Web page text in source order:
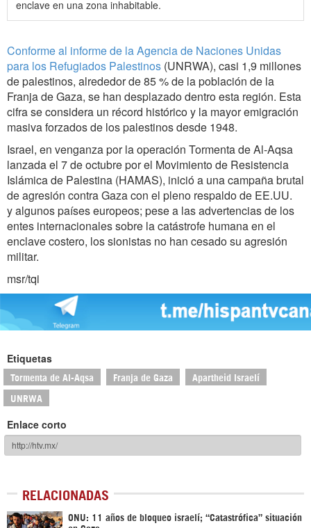
enclave en una zona inhabitable.
Conforme al informe de la Agencia de Naciones Unidas
para los Refugiados Palestinos (UNRWA), casi 1,9 millones
de palestinos, alrededor de 85 % de la población de la
Franja de Gaza, se han desplazado dentro esta región. Esta
cifra se considera un récord histórico y la mayor emigración
masiva forzados de los palestinos desde 1948.
Israel, en venganza por la operación Tormenta de Al-Aqsa
lanzada el 7 de octubre por el Movimiento de Resistencia
Islámica de Palestina (HAMAS), inició a una campaña brutal
de agresión contra Gaza con el pleno respaldo de EE.UU.
y algunos países europeos; pese a las advertencias de los
entes internacionales sobre la catástrofe humana en el
enclave costero, los sionistas no han cesado su agresión
militar.
msr/tqi
Etiquetas
Tormenta de Al-Aqsa Franja de Gaza Apartheid Israelí
UNRWA
Enlace corto
RELACIONADAS
ONU: 11 años de bloqueo israelí; “Catastrófica” situación